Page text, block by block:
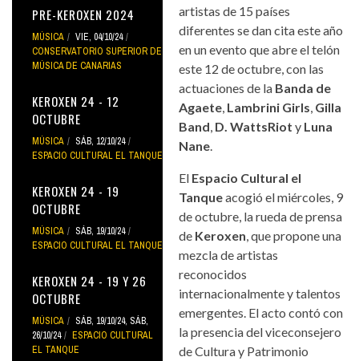
PRE-KEROXEN 2024
MÚSICA
VIE, 04/10/24
CONSERVATORIO SUPERIOR DE
MÚSICA DE CANARIAS
KEROXEN 24 - 12
OCTUBRE
MÚSICA
SÁB, 12/10/24
ESPACIO CULTURAL EL TANQUE
KEROXEN 24 - 19
OCTUBRE
MÚSICA
SÁB, 19/10/24
ESPACIO CULTURAL EL TANQUE
KEROXEN 24 - 19 Y 26
OCTUBRE
MÚSICA SÁB, 19/10/24, SÁB,
26/10/24
ESPACIO CULTURAL
EL TANQUE
artistas de 15 países
diferentes se dan cita este año
en un evento que abre el telón
este 12 de octubre, con las
actuaciones de la Banda de
Agaete, Lambrini Girls, Gilla
Band, D. WattsRiot y Luna
Nane.
El Espacio Cultural el
Tanqueacogió el miércoles, 9
de octubre, la rueda de prensa
de Keroxen, que propone una
mezcla de artistas
reconocidos
internacionalmente y talentos
emergentes. El acto contó con
la presencia del viceconsejero
de Cultura y Patrimonio